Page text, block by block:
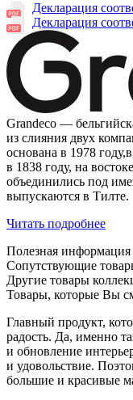
Декларация
Декларация
Grandeco —
из слияния двух
основана в 1978
в 1838 году, на
объединились под
выпускаются в Тилте.
Читать подробнее
Полезная информация
Сопутствующие
Другие товары
Товары, которые Вы
Главный продукт,
радость. Да, именно
и обновление
и удовольствие.
большие и красивые